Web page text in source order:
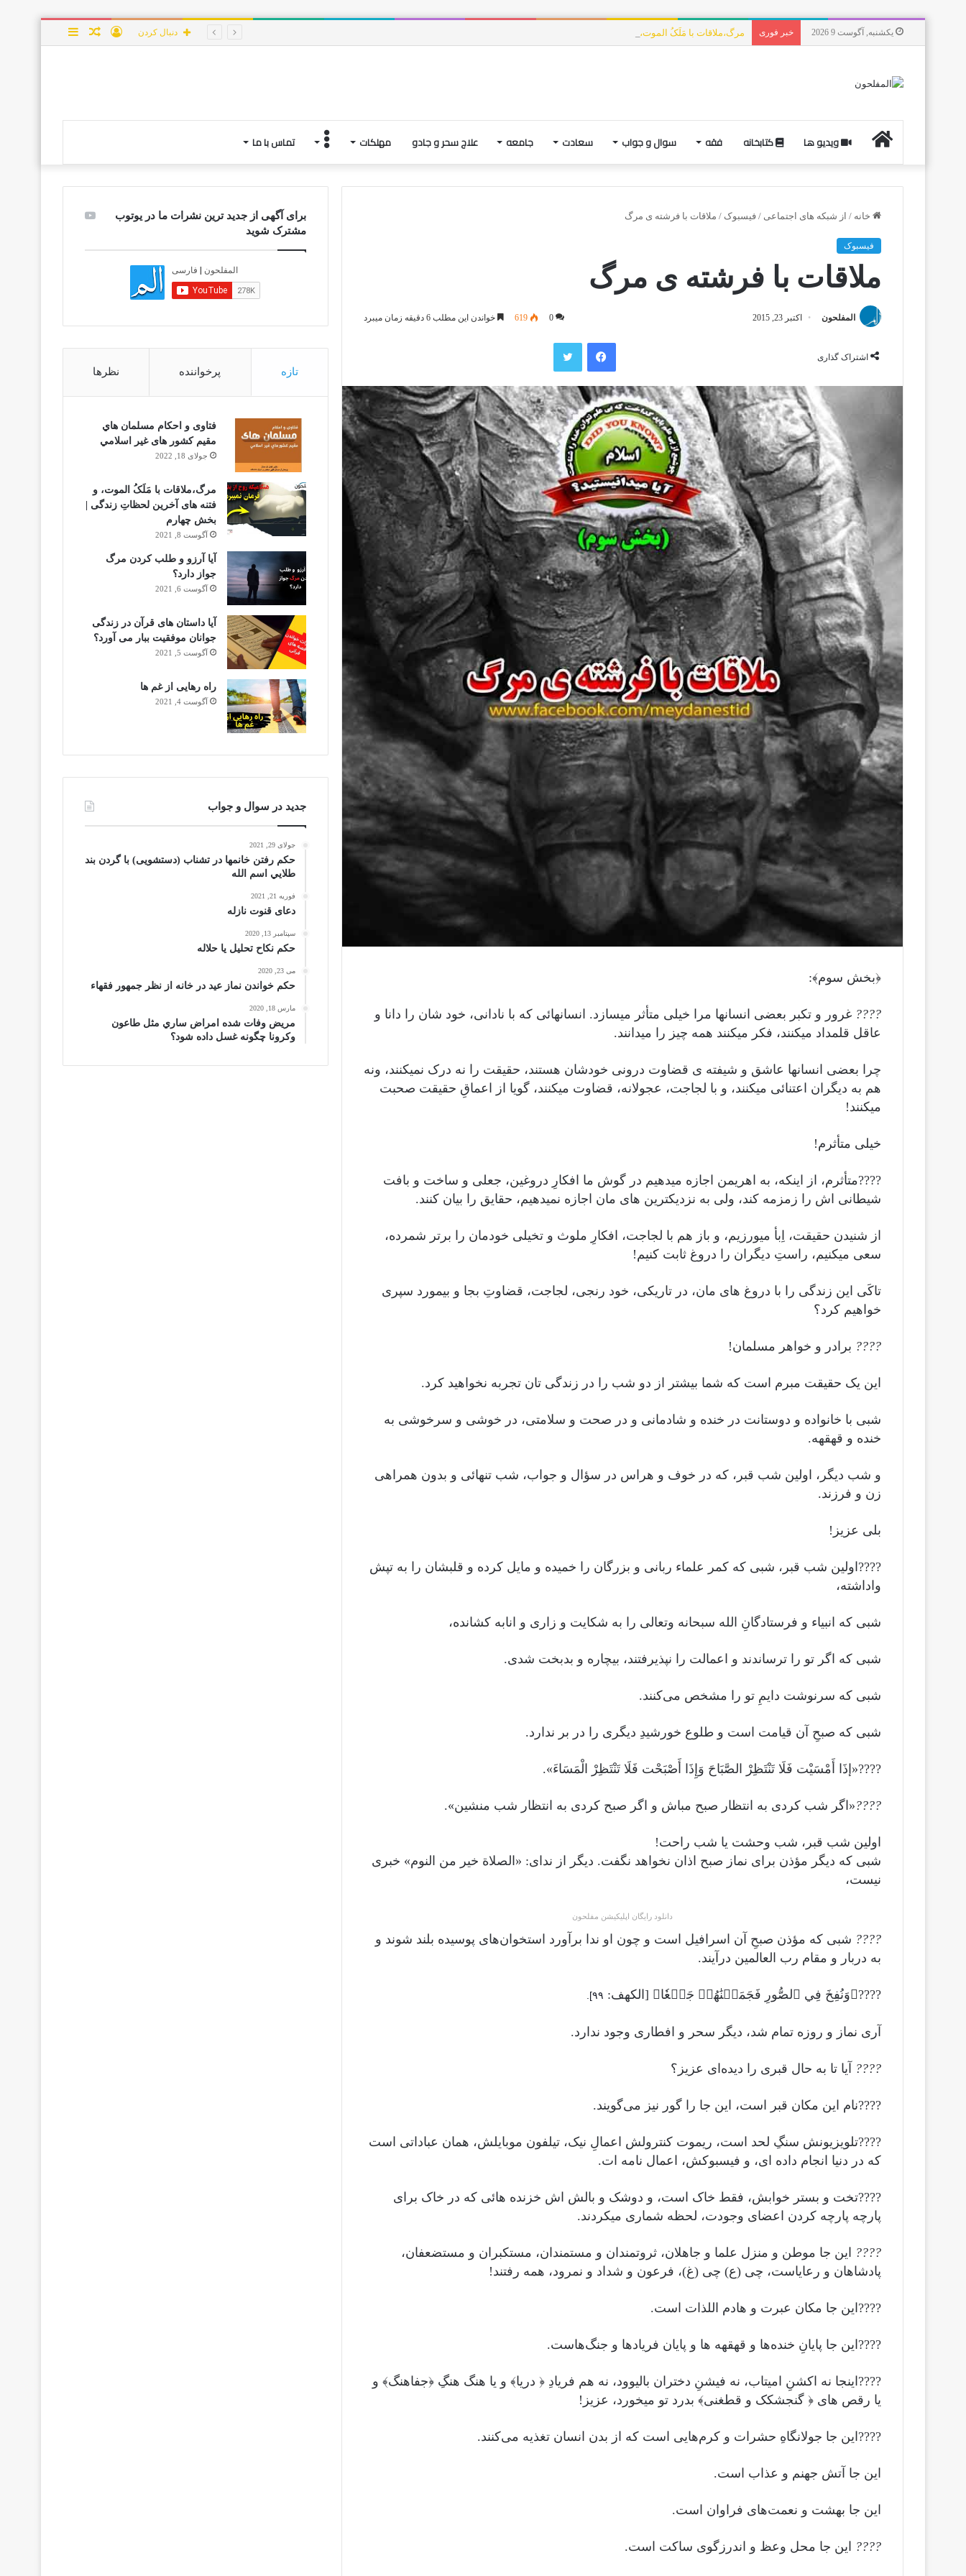
یکشنبه, آگوست 9 2026 خبر فوری مرگ،ملاقات با مَلَکُ الموت، و فتنه های آخرین لحظاتِ زندگی | بخش چهارم نوشته ورود دنبال کردن
ویدیو ها کتابخانه فقه سوال و جواب سعادت جامعه علاج سحر و جادو مهلکات تماس با ما
خانه / از شبکه های اجتماعی / فیسبوک / ملاقات با فرشته ی مرگ
فیسبوک
ملاقات با فرشته ی مرگ
المفلحون اکتبر 23, 2015 0
619 خواندن این مطلب 6 دقیقه زمان میبرد
اشتراک گذاری
فیس بوک
﴿بخش سوم﴾:
???? غرور و تکبر بعضی انسانها مرا خیلی متأثر میسازد. انسانهائی که با نادانی، خود شان را دانا و
عاقل قلمداد میکنند، فکر میکنند همه چیز را میدانند.
چرا بعضی انسانها عاشق و شیفته ی قضاوت درونی خودشان هستند، حقیقت را نه درک نمیکنند، ونه
هم به دیگران اعتنائی میکنند، و با لجاجت، عجولانه، قضاوت میکنند، گویا از اعماقِ حقیقت صحبت
میکنند!
خیلی متأثرم!
????متأثرم، از اینکه، به اهریمن اجازه میدهیم در گوش ما افکارِ دروغین، جعلی و ساخت و بافت
شیطانی اش را زمزمه کند، ولی به نزدیکترین های مان اجازه نمیدهیم، حقایق را بیان کنند.
از شنیدن حقیقت، اِبأ میورزیم، و باز هم با لجاجت، افکارِ ملوث و تخیلی خودمان را برتر شمرده،
سعی میکنیم، راستِ دیگران را دروغ ثابت کنیم!
تاکَی این زندگی را با دروغ های مان، در تاریکی، خود رنجی، لجاجت، قضاوتِ بجا و بیمورد سپری
خواهیم کرد؟
???? برادر و خواهر مسلمان!
این یک حقیقت مبرم است که شما بیشتر از دو شب را در زندگی‌ تان تجربه نخواهید کرد.
شبی با خانواده و دوستانت در خنده و شادمانی و در صحت و سلامتی، در خوشی و سرخوشی به
خنده و قهقهه.
و شب دیگر، اولین شب قبر، که در خوف و هراس در سؤال و جواب، شب تنهائی و بدون همراهی
زن و فرزند.
بلی عزیز!
????اولین شب قبر، شبی که کمر علماء ربانی و بزرگان را خمیده و مایل کرده و قلبشان را به تپش
واداشته،
شبی که انبیاء و فرستادگانِ الله سبحانه وتعالی را به شکایت و زاری و انابه کشانده،
شبی که اگر تو را ترساندند و اعمالت را نپذیرفتند، بیچاره و بدبخت شدی.
شبی که سرنوشت دایمِ تو را مشخص می‌کنند.
شبی که صبحِ آن قیامت است و طلوع خورشیدِ دیگری را در بر ندارد.
????«إذَا أَمْسَيْت فَلَا تَنْتَظِرْ الصَّبَاحَ وَإِذَا أَصْبَحْت فَلَا تَنْتَظِرْ الْمَسَاءَ».
????«اگر شب کردی به انتظار صبح مباش و اگر صبح کردی به انتظار شب منشین».
اولین شب قبر، شب وحشت یا شب راحت!
شبی که دیگر مؤذن برای نماز صبح اذان نخواهد نگفت. دیگر از ندای: «الصلاة خیر من النوم» خبری
نیست،
دانلود رایگان اپلیکیشن مفلحون
???? شبی که مؤذن صبحِ آن اسرافیل است و چون او ندا برآورد استخوان‌های پوسیده بلند شوند و
به دربار و مقام رب العالمین درآیند.
????﴿وَنُفِخَ فِي ٱلصُّورِ فَجَمَعۡنَٰهُمۡ جَمۡعٗا﴾ [الکهف: ۹۹].
آری نماز و روزه تمام شد، دیگر سحر و افطاری وجود ندارد.
???? آیا تا به حال قبری را دیده‌ای عزیز؟
????نام این مکان قبر است، این جا را گور نیز می‌گویند.
????تلویزیونش سنگِ لحد است، ریموت کنترولش اعمالِ نیک، تیلفون موبایلش، همان عباداتی است
که در دنیا انجام داده ای، و فیسبوکش، اعمال نامه ات.
????تخت و بستر خوابش، فقط خاک است، و دوشک و بالش اش خزنده هائی که در خاک برای
پارچه پارچه کردن اعضای وجودت، لحظه شماری میکردند.
???? این جا موطن و منزل علما و جاهلان، ثروتمندان و مستمندان، مستکبران و مستضعفان،
پادشاهان و رعایاست، چی (ع) چی (غ)، فرعون و شداد و نمرود، همه رفتند!
????این جا مکان عبرت و هادم اللذات است.
????این جا پایانِ خنده‌ها و قهقهه ‌ها و پایان فریادها و جنگ‌هاست.
????اینجا نه اکشنِ امیتاب، نه فیشنِ دختران بالیوود، نه هم فریادِ ﴿ دریا﴾ و یا هنگ هنگِ ﴿جفاهنگ﴾ و
یا رقص های ﴿ گنجشکک و قطغنی﴾ بدرد تو میخورد، عزیز!
????این جا جولانگاهِ حشرات و کرم‌هایی است که از بدن انسان تغذیه می‌کنند.
این جا آتش جهنم و عذاب است.
این جا بهشت و نعمت‌های فراوان است.
???? این جا محل وعظ و اندرزگوی ساکت است.
برای آگهی از جدید ترین نشرات ما در یوتوب
مشترک شوید
تازه پرخواننده نظرها
فتاوى و احكام مسلمان هاي
مقيم كشور هاى غير اسلامي
جولای 18, 2022
مرگ،ملاقات با مَلَکُ الموت، و
فتنه های آخرین لحظاتِ زندگی |
بخش چهارم
آگوست 8, 2021
آیا آرزو و طلب کردن مرگ
جواز دارد؟
آگوست 6, 2021
آیا داستان های قرآن در زندگی
جوانان موفقیت ببار می آورد؟
آگوست 5, 2021
راه رهایی از غم ها
آگوست 4, 2021
جدید در سوال و جواب
جولای 29, 2021
حکم رفتن خانمها در تشناب (دستشویی) با گردن بند
طلايي اسم الله
فوریه 21, 2021
دعای قنوت نازله
سپتامبر 13, 2020
حکم نکاح تحلیل یا حلاله
می 23, 2020
حكم خواندن نماز عيد در خانه از نظر جمهور فقهاء
مارس 18, 2020
مریض وفات شده امراض ساري مثل طاعون
وكرونا چگونه غسل داده شود؟